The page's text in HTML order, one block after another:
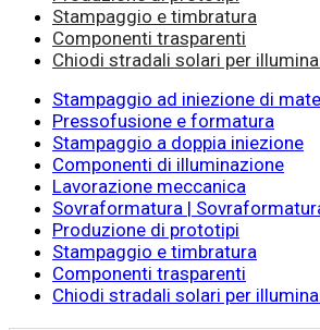
Stampaggio e timbratura
Componenti trasparenti
Chiodi stradali solari per
Stampaggio ad iniezione di
Pressofusione e formatura
Stampaggio a doppia iniezione
Componenti di illuminazione
Lavorazione meccanica
Sovraformatura |
Produzione di prototipi
Stampaggio e timbratura
Componenti trasparenti
Chiodi stradali solari per